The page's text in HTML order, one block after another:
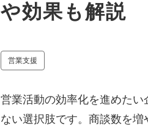
や効果も解説
営業支援
営業活動の効率化を進めた
ない選択肢です。商談数を